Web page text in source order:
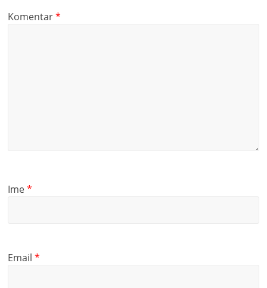
Komentar*
Ime*
Email*